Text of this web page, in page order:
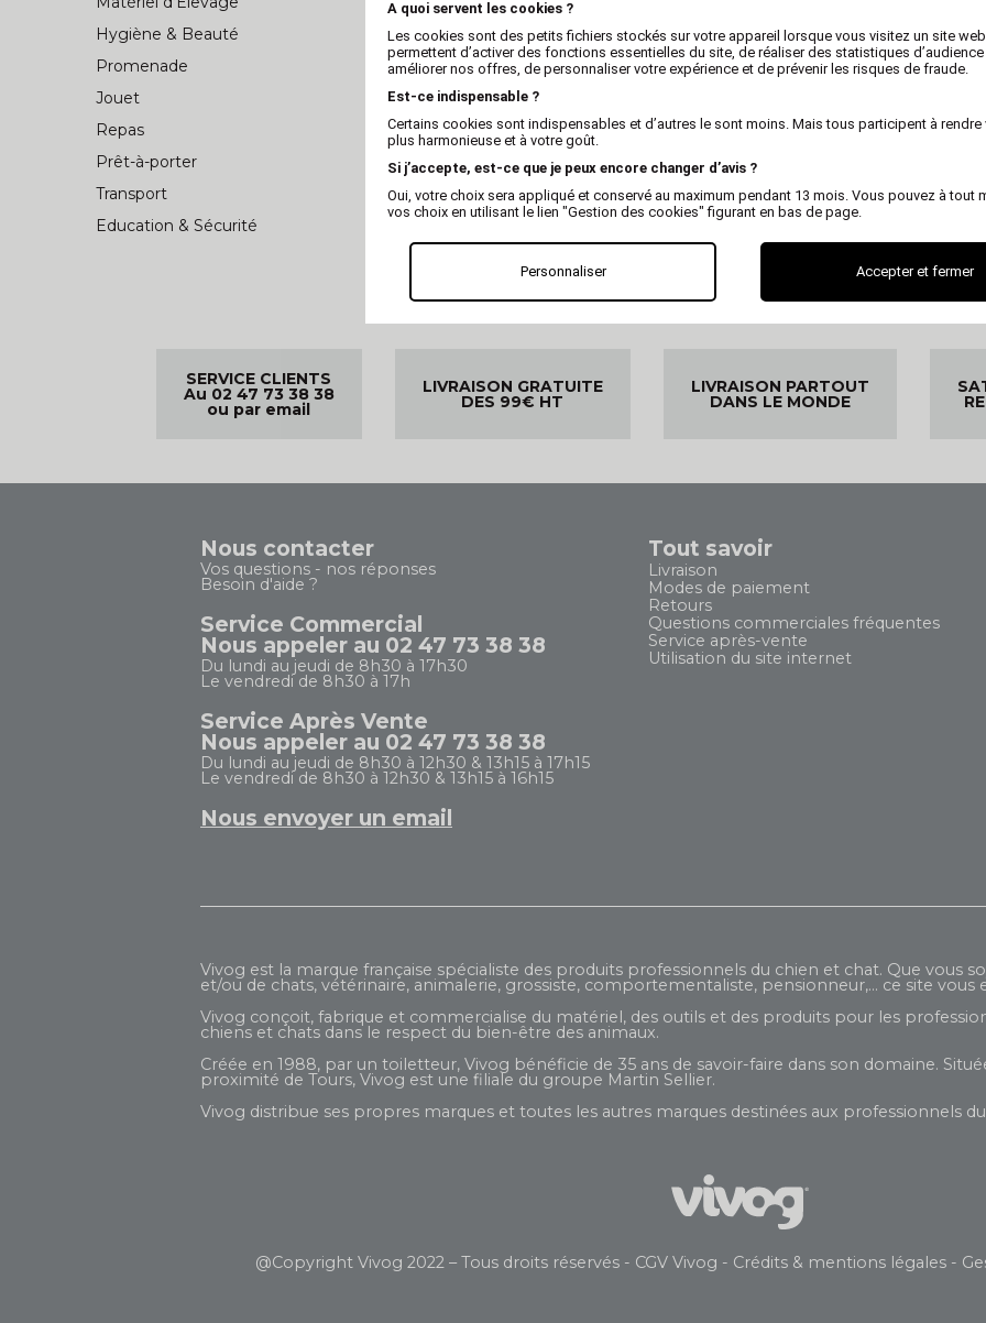
Hygiène & Beauté
Promenade
Jouet
Repas
Prêt-à-porter
Transport
Education & Sécurité
SERVICE CLIENTS
Au 02 47 73 38 38
ou par email
LIVRAISON GRATUITE
DES 99€ HT
LIVRAISON PARTOUT
DANS LE MONDE
Nous contacter
Vos questions - nos réponses
Besoin d'aide ?
Service Commercial
Nous appeler au 02 47 73 38 38
Du lundi au jeudi de 8h30 à 17h30
Le vendredi de 8h30 à 17h
Service Après Vente
Nous appeler au 02 47 73 38 38
Du lundi au jeudi de 8h30 à 12h30 & 13h15 à 17h15
Le vendredi de 8h30 à 12h30 & 13h15 à 16h15
Nous envoyer un email
Tout savoir
Livraison
Modes de paiement
Retours
Questions commerciales fréquentes
Service après-vente
Utilisation du site internet
Vivog est la marque française spécialiste des produits professionnels du chien et chat. Que vous
et/ou de chats, vétérinaire, animalerie, grossiste, comportementaliste, pensionneur,... ce site vous
Vivog conçoit, fabrique et commercialise du matériel, des outils et des produits pour les
chiens et chats dans le respect du bien-être des animaux.
Créée en 1988, par un toiletteur, Vivog bénéficie de 35 ans de savoir-faire dans son domaine.
proximité de Tours, Vivog est une filiale du groupe Martin Sellier.
Vivog distribue ses propres marques et toutes les autres marques destinées aux professionnels
@Copyright Vivog 2022 – Tous droits réservés - CGV Vivog - Crédits & mentions légales -
A quoi servent les cookies ?
Les cookies sont des petits fichiers stockés sur votre appareil lorsque vous visitez un site
permettent d’activer des fonctions essentielles du site, de réaliser des statistiques
améliorer nos offres, de personnaliser votre expérience et de prévenir les risques de fraude.
Est-ce indispensable ?
Certains cookies sont indispensables et d’autres le sont moins. Mais tous participent à
plus harmonieuse et à votre goût.
Si j’accepte, est-ce que je peux encore changer d’avis ?
Oui, votre choix sera appliqué et conservé au maximum pendant 13 mois. Vous pouvez à tout
vos choix en utilisant le lien "Gestion des cookies" figurant en bas de page.
Personnaliser Accepter et fermer